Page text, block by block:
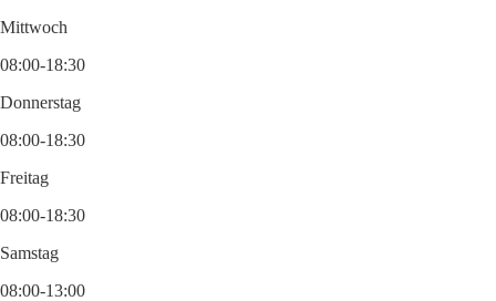
Mittwoch
08:00-18:30
Donnerstag
08:00-18:30
Freitag
08:00-18:30
Samstag
08:00-13:00